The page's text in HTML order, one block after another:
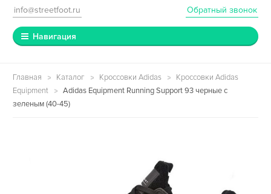
Обратный звонок
info@streetfoot.ru
Навигация
Главная Каталог Кроссовки Adidas
Кроссовки Adidas
Equipment
Adidas Equipment Running Support 93 черные с
зеленым (40-45)